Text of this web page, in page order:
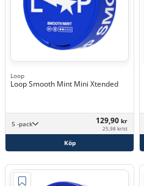
Loop
Loop Smooth Mint Mini Xtended
5 -pack 129,90 kr
25,98 kr/st
Köp